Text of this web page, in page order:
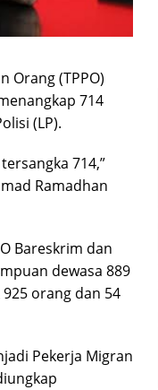
Orang (TPPO)
714
(LP).
714,”
Ramadhan
Bareskrim dan
dewasa 889
orang dan 54
Pekerja Migran